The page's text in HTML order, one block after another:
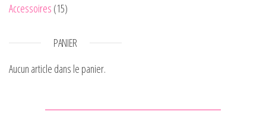
Accessoires (15)
PANIER
Aucun article dans le panier.